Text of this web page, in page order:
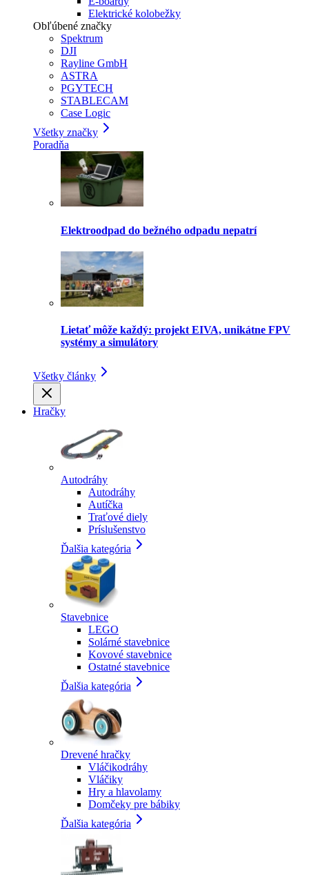
Elektrické kolobežky
Obľúbené značky
Spektrum
DJI
Rayline GmbH
ASTRA
PGYTECH
STABLECAM
Case Logic
Všetky značky
Poradňa
Elektroodpad do bežného odpadu nepatrí
Lietať môže každý: projekt EIVA, unikátne FPV
systémy a simulátory
Všetky články
Hračky
Autodráhy
Autodráhy
Autíčka
Traťové diely
Príslušenstvo
Ďalšia kategória
Stavebnice
LEGO
Solárné stavebnice
Kovové stavebnice
Ostatné stavebnice
Ďalšia kategória
Drevené hračky
Vláčikodráhy
Vláčiky
Hry a hlavolamy
Domčeky pre bábiky
Ďalšia kategória